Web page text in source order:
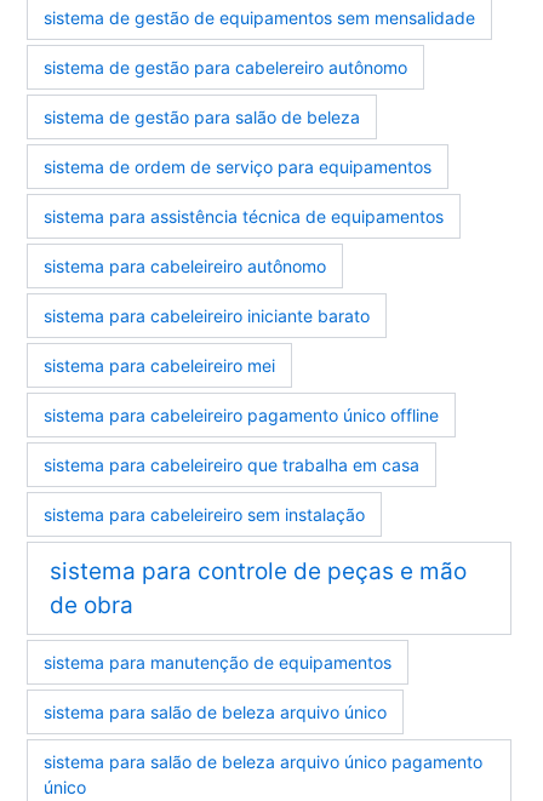
sistema de gestão de equipamentos sem mensalidade
sistema de gestão para cabelereiro autônomo
sistema de gestão para salão de beleza
sistema de ordem de serviço para equipamentos
sistema para assistência técnica de equipamentos
sistema para cabeleireiro autônomo
sistema para cabeleireiro iniciante barato
sistema para cabeleireiro mei
sistema para cabeleireiro pagamento único offline
sistema para cabeleireiro que trabalha em casa
sistema para cabeleireiro sem instalação
sistema para controle de peças e mão
de obra
sistema para manutenção de equipamentos
sistema para salão de beleza arquivo único
sistema para salão de beleza arquivo único pagamento
único